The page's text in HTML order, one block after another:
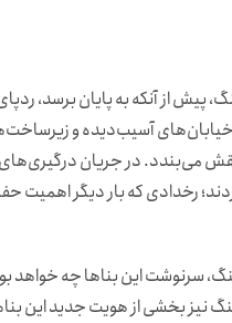
از آنکه به پایان برسد،
خیابان‌های آسیب‌دیده و
می‌بندد. در جریان
رخدادی که بار دیگر اهمیت
سرنوشت این بناها چه خواهد
نیز بخشی از هویت جدید این